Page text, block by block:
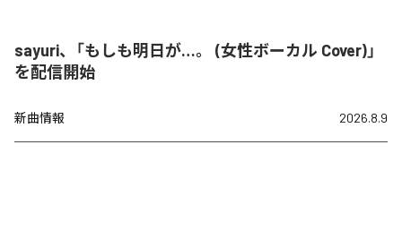
sayuri、「もしも明日が…。 (女性ボーカル Cover)」
を配信開始
新曲情報 2026.8.9